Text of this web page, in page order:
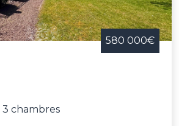
580 000€
3 chambres